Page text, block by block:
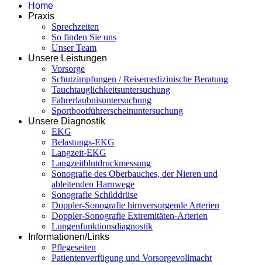
Home
Praxis
Sprechzeiten
So finden Sie uns
Unser Team
Unsere Leistungen
Vorsorge
Schutzimpfungen / Reisemedizinische Beratung
Tauchtauglichkeitsuntersuchung
Fahrerlaubnisuntersuchung
Sportbootführerscheinuntersuchung
Unsere Diagnostik
EKG
Belastungs-EKG
Langzeit-EKG
Langzeitblutdruckmessung
Sonografie des Oberbauches, der Nieren und
ableitenden Harnwege
Sonografie Schilddrüse
Doppler-Sonografie hirnversorgende Arterien
Doppler-Sonografie Extremitäten-Arterien
Lungenfunktionsdiagnostik
Informationen/Links
Pflegeseiten
Patientenverfügung und Vorsorgevollmacht